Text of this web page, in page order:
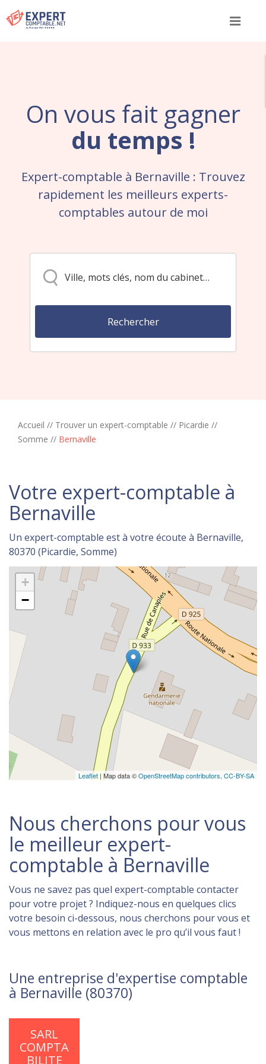
Menu
On vous fait gagner
du temps !
Expert-comptable à Bernaville : Trouvez
rapidement les meilleurs experts-
comptables autour de moi
Accueil // Trouver un expert-comptable // Picardie //
Somme // Bernaville
Votre expert-comptable à
Bernaville
Un expert-comptable est à votre écoute à Bernaville,
80370 (Picardie, Somme)
+
−
Leaflet | Map data ©OpenStreetMap contributors, CC-BY-SA
Nous cherchons pour vous
le meilleur expert-
comptable à Bernaville
Vous ne savez pas quel expert-comptable contacter
pour votre projet ? Indiquez-nous en quelques clics
votre besoin ci-dessous, nous cherchons pour vous et
vous mettons en relation avec le pro qu’il vous faut !
Une entreprise d'expertise comptable
à Bernaville (80370)
SARL
COMPTA
BILITE